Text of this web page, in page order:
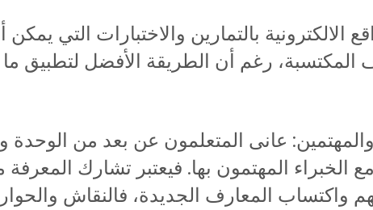
الالكترونية بالتمارين والاختبارات التي
رغم أن الطريقة الأفضل لتطبيق ما
عانى المتعلمون عن بعد من الوحدة
الخبراء المهتمون بها. فيعتبر تشارك
واكتساب المعارف الجديدة، فالنقاش